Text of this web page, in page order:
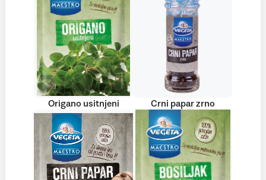
Origano usitnjeni Crni papar zrno